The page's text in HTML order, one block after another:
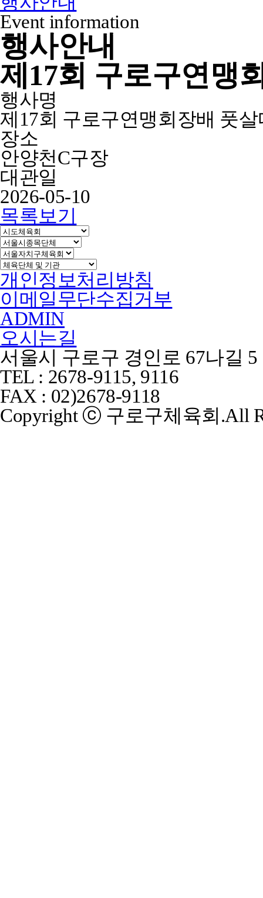
Event information
행사안내
제17회 구로구연맹
행사명
제17회 구로구연맹회장배 풋
장소
안양천C구장
대관일
2026-05-10
목록보기
개인정보처리방침
이메일무단수집거부
ADMIN
오시는길
서울시 구로구 경인로 67나길 5
TEL : 2678-9115, 9116
FAX : 02)2678-9118
Copyright ⓒ 구로구체육회.All